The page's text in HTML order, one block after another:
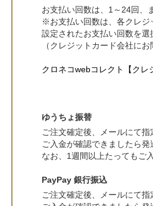
お支払い回数は、1～24回、
※お支払い回数は、各クレジ
設定されたお支払い回数を選
（クレジットカード会社にお
クロネコwebコレクト【クレ
ゆうちょ振替
ご注文確定後、メールにて
ご入金が確認できましたら発
なお、1週間以上たってもご
PayPay 銀行振込
ご注文確定後、メールにて